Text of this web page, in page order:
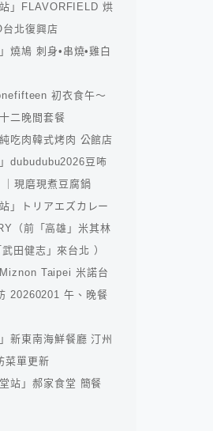
站」FLAVORFIELD 烘
北復興店
燒鳩 刺身•串燒•雞白
初衣食午～
二晚間套餐
吃肉韓式烤肉 公館店
dubudubu2026豆咘
現磨現煮豆腐鍋
」トリアエズカレー
（前「高雄」米其林
田健志」來台北 ）
Miznon Taipei 米諾台
20260201 午、晚餐
新東南海鮮餐廳 汀州
菜單更新
站」郝家食堂 簡餐